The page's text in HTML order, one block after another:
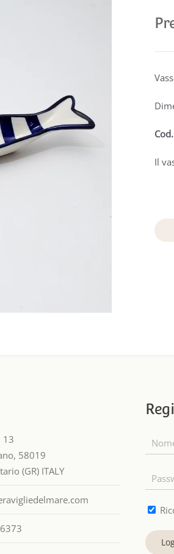
Il
13
58019
(GR) ITALY